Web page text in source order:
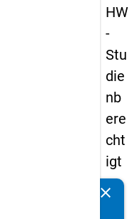
HW
-
Stu
die
nb
ere
cht
igt
en
clear